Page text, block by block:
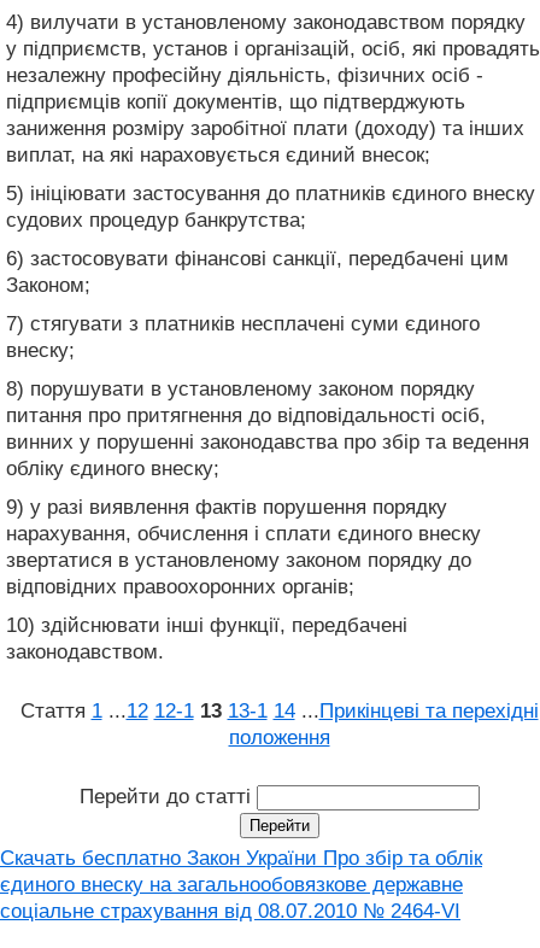
4) вилучати в установленому законодавством порядку
у підприємств, установ і організацій, осіб, які провадять
незалежну професійну діяльність, фізичних осіб -
підприємців копії документів, що підтверджують
заниження розміру заробітної плати (доходу) та інших
виплат, на які нараховується єдиний внесок;
5) ініціювати застосування до платників єдиного внеску
судових процедур банкрутства;
6) застосовувати фінансові санкції, передбачені цим
Законом;
7) стягувати з платників несплачені суми єдиного
внеску;
8) порушувати в установленому законом порядку
питання про притягнення до відповідальності осіб,
винних у порушенні законодавства про збір та ведення
обліку єдиного внеску;
9) у разі виявлення фактів порушення порядку
нарахування, обчислення і сплати єдиного внеску
звертатися в установленому законом порядку до
відповідних правоохоронних органів;
10) здійснювати інші функції, передбачені
законодавством.
Стаття 1 ...12 12‑1 13 13‑1 14 ...Прикінцеві та перехідні
положення
Перейти до статті
Скачать бесплатно Закон України Про збір та облік
єдиного внеску на загальнообовязкове державне
соціальне страхування вiд 08.07.2010 № 2464-VI